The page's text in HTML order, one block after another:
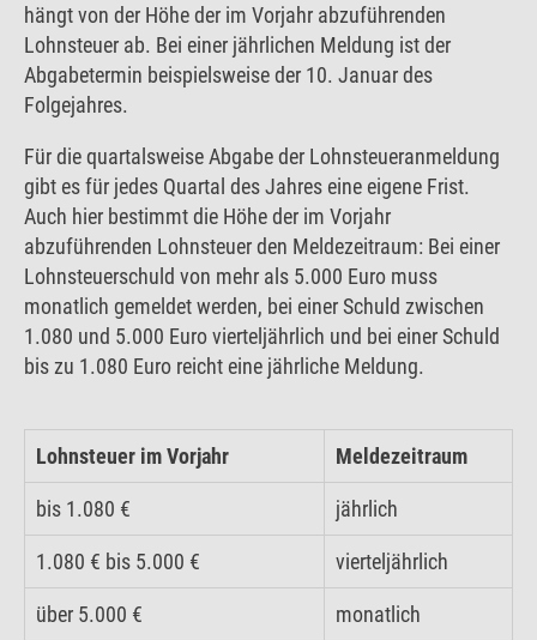
hängt von der Höhe der im Vorjahr abzuführenden
Lohnsteuer ab. Bei einer jährlichen Meldung ist der
Abgabetermin beispielsweise der 10. Januar des
Folgejahres.
Für die quartalsweise Abgabe der Lohnsteueranmeldung
gibt es für jedes Quartal des Jahres eine eigene Frist.
Auch hier bestimmt die Höhe der im Vorjahr
abzuführenden Lohnsteuer den Meldezeitraum: Bei einer
Lohnsteuerschuld von mehr als 5.000 Euro muss
monatlich gemeldet werden, bei einer Schuld zwischen
1.080 und 5.000 Euro vierteljährlich und bei einer Schuld
bis zu 1.080 Euro reicht eine jährliche Meldung.
Lohnsteuer im Vorjahr Meldezeitraum
bis 1.080 € jährlich
1.080 € bis 5.000 € vierteljährlich
über 5.000 € monatlich